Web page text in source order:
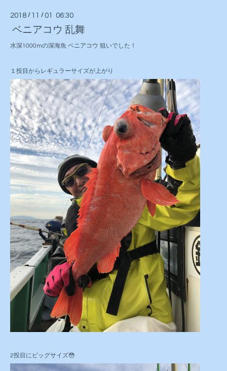
2018 / 11 / 01 06:30
ベニアコウ 乱舞
水深1000mの深海魚 ベニアコウ 狙いでした！
１投目からレギュラーサイズが上がり
2投目にビッグサイズ😳